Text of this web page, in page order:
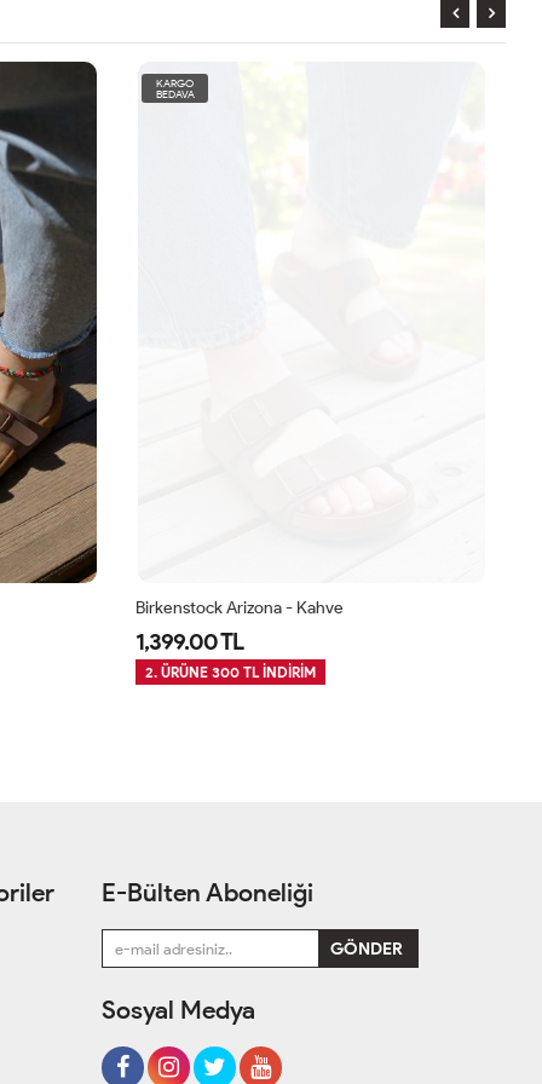
KARGO
BEDAVA
Birkenstock Arizona - Kahve
1,399.00 TL
2. ÜRÜNE 300 TL İNDİRİM
E-Bülten Aboneliği
Sosyal Medya